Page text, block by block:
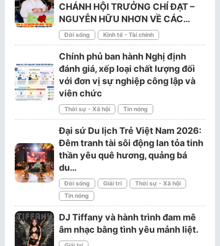
CHÁNH HỘI TRƯỞNG CHÍ ĐẠT –
NGUYỄN HỮU NHƠN VỀ CÁC…
Đời sống Kinh tế - Tài chính
Chính phủ ban hành Nghị định
đánh giá, xếp loại chất lượng đối
với đơn vị sự nghiệp công lập và
viên chức
Thời sự - Xã hội Tin nóng
Đại sứ Du lịch Trẻ Việt Nam 2026:
Đêm tranh tài sôi động lan tỏa tinh
thần yêu quê hương, quảng bá
du…
Đời sống Giải trí
Thời sự - Xã hội
Tin nóng
DJ Tiffany và hành trình đam mê
âm nhạc bằng tình yêu mảnh liệt.